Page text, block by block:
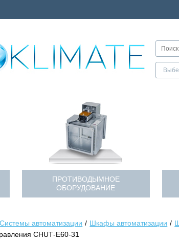
ПРОТИВОДЫМНОЕ
ОБОРУДОВАНИЕ
Системы автоматизации Шкафы автоматизации
CHUТ-E60-31